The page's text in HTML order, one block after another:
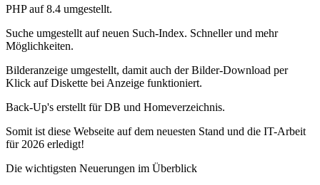
PHP auf 8.4 umgestellt.
Suche umgestellt auf neuen Such-Index. Schneller und mehr
Möglichkeiten.
Bilderanzeige umgestellt, damit auch der Bilder-Download per
Klick auf Diskette bei Anzeige funktioniert.
Back-Up's erstellt für DB und Homeverzeichnis.
Somit ist diese Webseite auf dem neuesten Stand und die IT-Arbeit
für 2026 erledigt!
Die wichtigsten Neuerungen im Überblick